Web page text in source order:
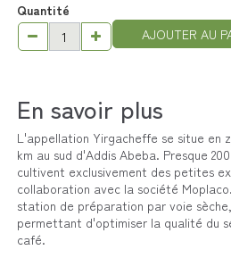
Quantité
AJOUTER AU
En savoir plus
L'appellation Yirgacheffe se situe en
km au sud d'Addis Abeba. Presque
cultivent exclusivement des petites
collaboration avec la société
station de préparation par voie
permettant d'optimiser la qualité du
café.